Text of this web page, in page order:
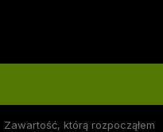
Zawartość, którą rozpocząłem